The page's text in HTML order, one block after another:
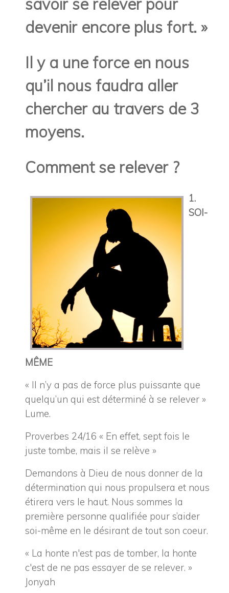
savoir se relever pour
devenir encore plus fort. »
Il y a une force en nous
qu’il nous faudra aller
chercher au travers de 3
moyens.
Comment se relever ?
1.
SOI-
MÊME
« Il n’y a pas de force plus puissante que
quelqu’un qui est déterminé à se relever »
Lume.
Proverbes 24/16 « En effet, sept fois le
juste tombe, mais il se relève »
Demandons à Dieu de nous donner de la
détermination qui nous propulsera et nous
étirera vers le haut. Nous sommes la
première personne qualifiée pour s’aider
soi-même en le désirant de tout son coeur.
« La honte n'est pas de tomber, la honte
c'est de ne pas essayer de se relever. »
Jonyah